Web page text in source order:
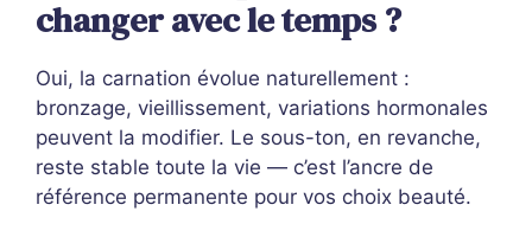
changer avec le temps ?
Oui, la carnation évolue naturellement :
bronzage, vieillissement, variations hormonales
peuvent la modifier. Le sous-ton, en revanche,
reste stable toute la vie — c’est l’ancre de
référence permanente pour vos choix beauté.